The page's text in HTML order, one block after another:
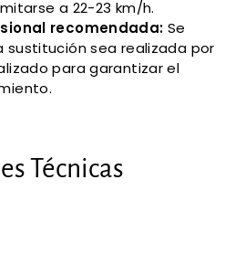
a 22-23 km/h.
recomendada: Se
sustitución sea realizada por
para garantizar el
Técnicas